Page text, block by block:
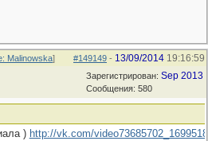
#149149 - 13/09/2014 19:16:59
Malinowska]
Зарегистрирован: Sep 2013
Сообщения: 580
) http://vk.com/